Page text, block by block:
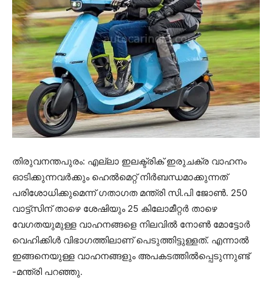
തിരുവനന്തപുരം: എല്ലാ ഇലക്ട്രിക് ഇരുചക്ര വാഹനം
ഓടിക്കുന്നവര്‍ക്കും ഹെല്‍മെറ്റ് നിര്‍ബന്ധമാക്കുന്നത്
പരിശോധിക്കുമെന്ന് ഗതാഗത മന്ത്രി സി.പി ജോണ്‍. 250
വാട്ട്‌സിന് താഴെ ശേഷിയും 25 കിലോമീറ്റര്‍ താഴെ
വേഗതയുമുള്ള വാഹനങ്ങളെ നിലവില്‍ നോണ്‍ മോട്ടോര്‍
വെഹിക്കിള്‍ വിഭാഗത്തിലാണ് പെടുത്തിട്ടുള്ളത്. എന്നാല്‍
ഇങ്ങനെയുള്ള വാഹനങ്ങളും അപകടത്തില്‍പ്പെടുന്നുണ്ട്
-മന്ത്രി പറഞ്ഞു.